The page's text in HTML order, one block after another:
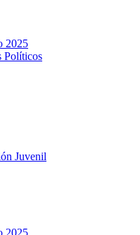
2025
Políticos
Juvenil
2025